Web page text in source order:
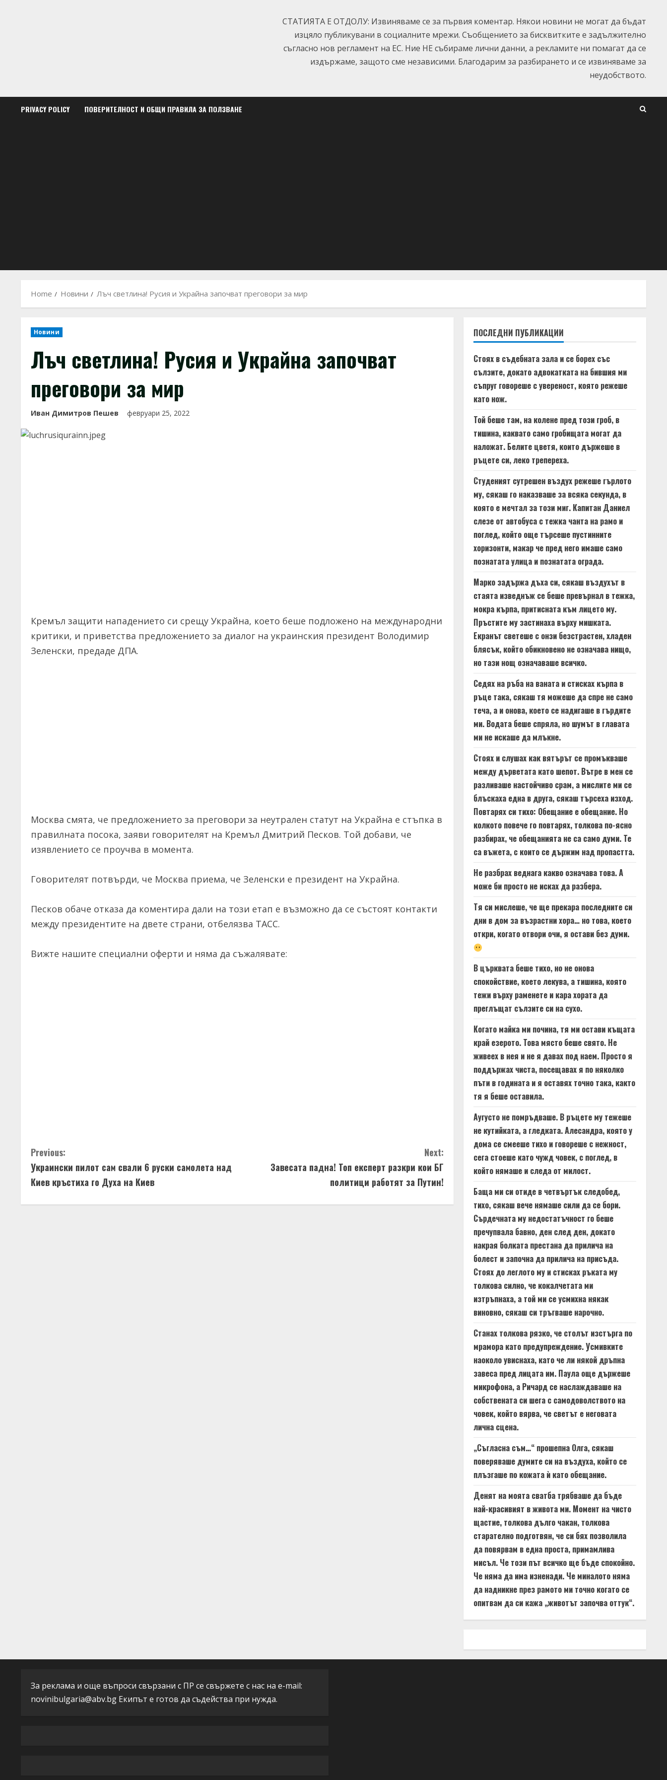
СТАТИЯТА Е ОТДОЛУ: Извиняваме се за първия коментар. Някои новини не могат да бъдат
изцяло публикувани в социалните мрежи. Съобщението за бисквитките е задължително
съгласно нов регламент на ЕС. Ние НЕ събираме лични данни, а рекламите ни помагат да се
издържаме, защото сме независими. Благодарим за разбирането и се извиняваме за
неудобството.
PRIVACY POLICY ПОВЕРИТЕЛНОСТ И ОБЩИ ПРАВИЛА ЗА ПОЛЗВАНЕ
Home Новини Лъч светлина! Русия и Украйна започват преговори за мир
Новини
Лъч светлина! Русия и Украйна започват
преговори за мир
Иван Димитров Пешев февруари 25, 2022
Кремъл защити нападението си срещу Украйна, което беше подложено на международни
критики, и приветства предложението за диалог на украинския президент Володимир
Зеленски, предаде ДПА.
Москва смята, че предложението за преговори за неутрален статут на Украйна е стъпка в
правилната посока, заяви говорителят на Кремъл Дмитрий Песков. Той добави, че
изявлението се проучва в момента.
Говорителят потвърди, че Москва приема, че Зеленски е президент на Украйна.
Песков обаче отказа да коментира дали на този етап е възможно да се състоят контакти
между президентите на двете страни, отбелязва ТАСС.
Вижте нашите специални оферти и няма да съжалявате:
R
e
a
C
o
Previous:
Украински пилот сам свали 6 руски самолета над
Киев кръстиха го Духа на Киев
Next:
Завесата падна! Топ експерт разкри кои БГ
политици работят за Путин!
ПОСЛЕДНИ ПУБЛИКАЦИИ
Стоях в съдебната зала и се борех със
сълзите, докато адвокатката на бившия ми
съпруг говореше с увереност, която режеше
като нож.
Той беше там, на колене пред този гроб, в
тишина, каквато само гробищата могат да
наложат. Белите цветя, които държеше в
ръцете си, леко трепереха.
Студеният сутрешен въздух режеше гърлото
му, сякаш го наказваше за всяка секунда, в
която е мечтал за този миг. Капитан Даниел
слезе от автобуса с тежка чанта на рамо и
поглед, който още търсеше пустинните
хоризонти, макар че пред него имаше само
познатата улица и познатата ограда.
Марко задържа дъха си, сякаш въздухът в
стаята изведнъж се беше превърнал в тежка,
мокра кърпа, притисната към лицето му.
Пръстите му застинаха върху мишката.
Екранът светеше с онзи безстрастен, хладен
блясък, който обикновено не означава нищо,
но тази нощ означаваше всичко.
Седях на ръба на ваната и стисках кърпа в
ръце така, сякаш тя можеше да спре не само
теча, а и онова, което се надигаше в гърдите
ми. Водата беше спряла, но шумът в главата
ми не искаше да млъкне.
Стоях и слушах как вятърът се промъкваше
между дърветата като шепот. Вътре в мен се
разливаше настойчиво срам, а мислите ми се
блъскаха една в друга, сякаш търсеха изход.
Повтарях си тихо: Обещание е обещание. Но
колкото повече го повтарях, толкова по-ясно
разбирах, че обещанията не са само думи. Те
са въжета, с които се държим над пропастта.
Не разбрах веднага какво означава това. А
може би просто не исках да разбера.
Тя си мислеше, че ще прекара последните си
дни в дом за възрастни хора… но това, което
откри, когато отвори очи, я остави без думи.
В църквата беше тихо, но не онова
спокойствие, което лекува, а тишина, която
тежи върху раменете и кара хората да
преглъщат сълзите си на сухо.
Когато майка ми почина, тя ми остави къщата
край езерото. Това място беше свято. Не
живеех в нея и не я давах под наем. Просто я
поддържах чиста, посещавах я по няколко
пъти в годината и я оставях точно така, както
тя я беше оставила.
Аугусто не помръдваше. В ръцете му тежеше
не кутийката, а гледката. Алесандра, която у
дома се смееше тихо и говореше с нежност,
сега стоеше като чужд човек, с поглед, в
който нямаше и следа от милост.
Баща ми си отиде в четвъртък следобед,
тихо, сякаш вече нямаше сили да се бори.
Сърдечната му недостатъчност го беше
пречупвала бавно, ден след ден, докато
накрая болката престана да прилича на
болест и започна да прилича на присъда.
Стоях до леглото му и стисках ръката му
толкова силно, че кокалчетата ми
изтръпнаха, а той ми се усмихна някак
виновно, сякаш си тръгваше нарочно.
Станах толкова рязко, че столът изстърга по
мрамора като предупреждение. Усмивките
наоколо увиснаха, като че ли някой дръпна
завеса пред лицата им. Паула още държеше
микрофона, а Ричард се наслаждаваше на
собствената си шега с самодоволството на
човек, който вярва, че светът е неговата
лична сцена.
„Съгласна съм…“ прошепна Олга, сякаш
поверяваше думите си на въздуха, който се
плъзгаше по кожата ѝ като обещание.
Денят на моята сватба трябваше да бъде
най-красивият в живота ми. Момент на чисто
щастие, толкова дълго чакан, толкова
старателно подготвян, че си бях позволила
да повярвам в една проста, примамлива
мисъл. Че този път всичко ще бъде спокойно.
Че няма да има изненади. Че миналото няма
да надникне през рамото ми точно когато се
опитвам да си кажа „животът започва оттук“.
За реклама и още въпроси свързани с ПР се свържете с нас на e-mail:
novinibulgaria@abv.bg Екипът е готов да съдейства при нужда.